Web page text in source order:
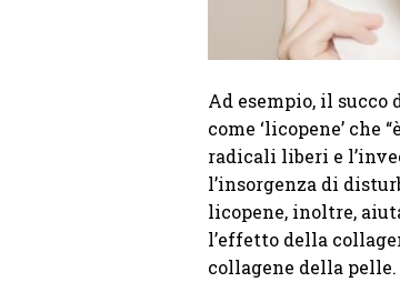
Ad esempio, il
come ‘licopene’
radicali liberi e
l’insorgenza di
licopene, inoltre,
l’effetto della
collagene della pelle.